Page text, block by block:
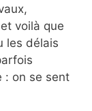
voilà que
les délais
: on se sent